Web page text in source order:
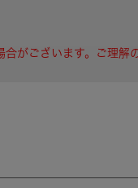
がございます。ご理解